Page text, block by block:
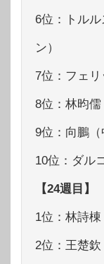
6位：トル
ン）
7位：フェリ
8位：林昀儒
9位：向鵬（
10位：ダル
【24週目】
1位：林詩棟
2位：王楚欽